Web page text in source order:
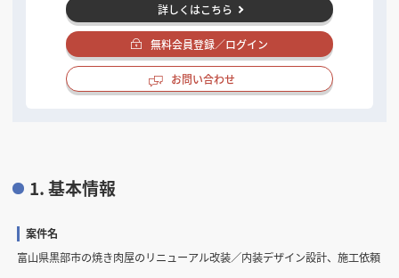
詳しくはこちら
無料会員登録／ログイン
お問い合わせ
1. 基本情報
案件名
富山県黒部市の焼き肉屋のリニューアル改装／内装デザイン設計、施工依頼